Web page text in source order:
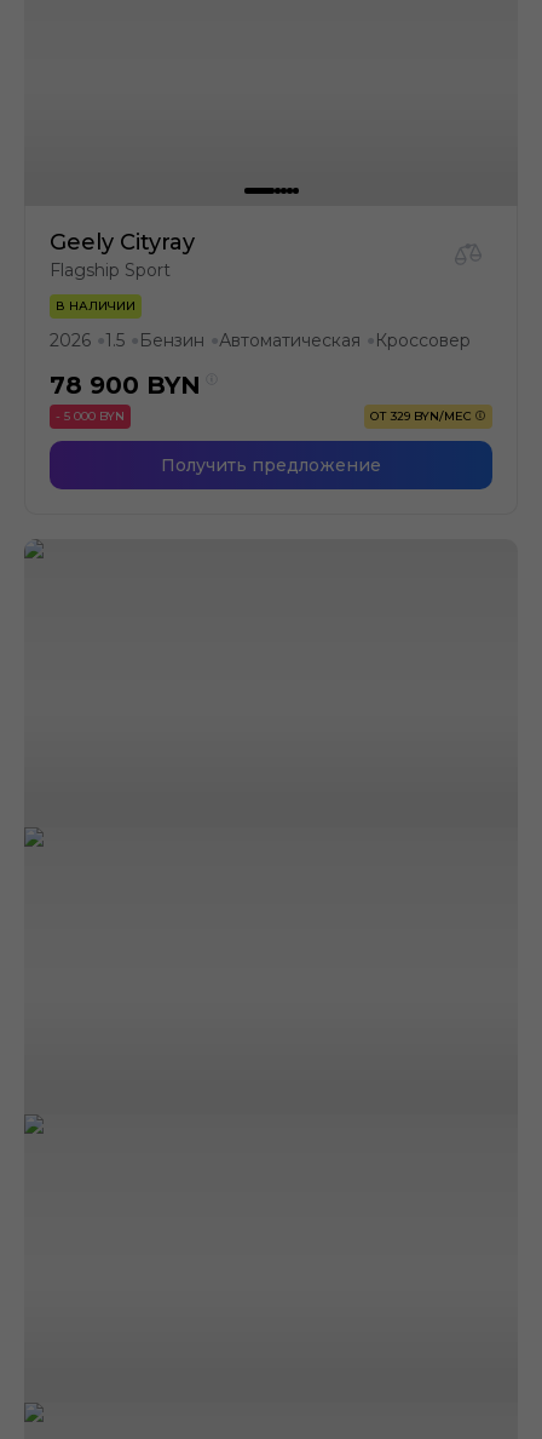
Geely Cityray
Flagship Sport
В НАЛИЧИИ
2026 ●1.5 ● Бензин ●Автоматическая ● Кроссовер
78 900 BYN
- 5 000 BYN ОТ 329 BYN/МЕС
Получить предложение